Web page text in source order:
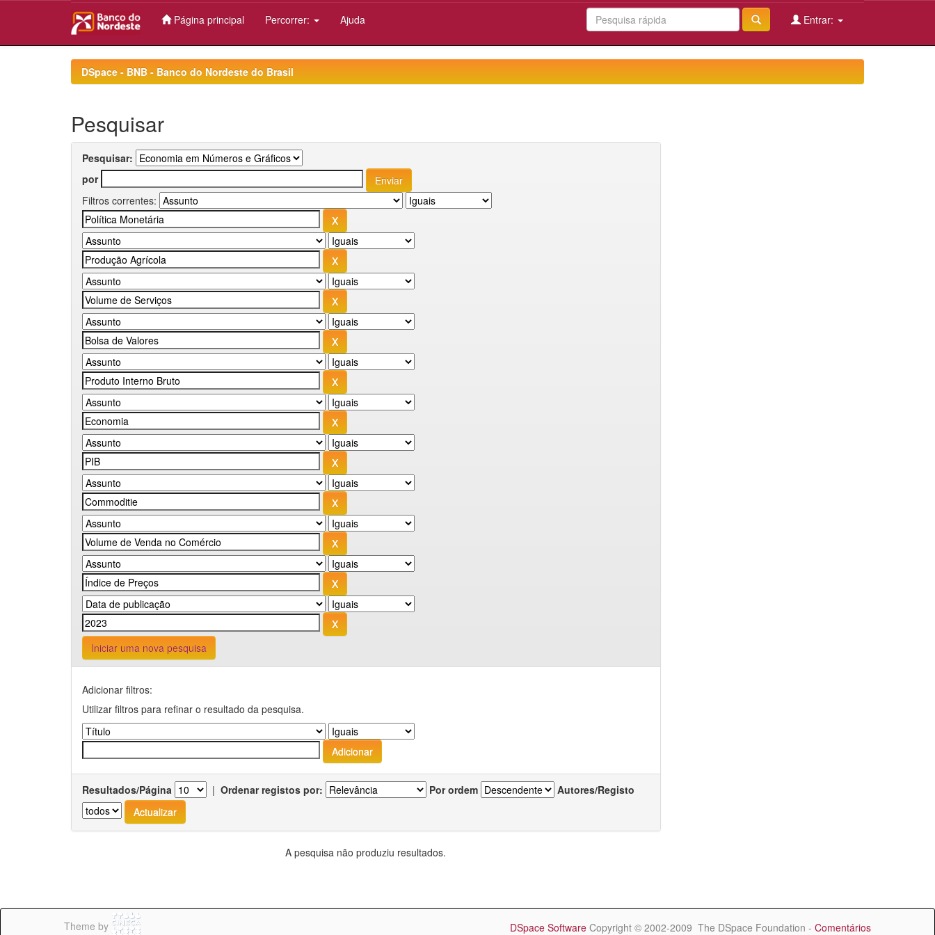
Página principal Percorrer: Ajuda Entrar:
DSpace - BNB - Banco do Nordeste do Brasil
Pesquisar
Pesquisar:
por
Filtros correntes:
Iniciar uma nova pesquisa
Adicionar filtros:
Utilizar filtros para refinar o resultado da pesquisa.
Resultados/Página | Ordenar registos por: Por ordem Autores/Registo
A pesquisa não produziu resultados.
Theme by DSpace Software Copyright © 2002-2009 The DSpace Foundation - Comentários